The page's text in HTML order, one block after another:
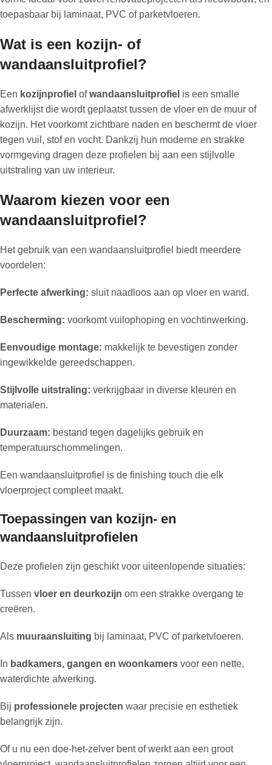
toepasbaar bij laminaat, PVC of parketvloeren.
Wat is een kozijn- of
wandaansluitprofiel?
Een kozijnprofiel ofwandaansluitprofiel is een smalle
afwerklijst die wordt geplaatst tussen de vloer en de muur of
kozijn. Het voorkomt zichtbare naden en beschermt de vloer
tegen vuil, stof en vocht. Dankzij hun moderne en strakke
vormgeving dragen deze profielen bij aan een stijlvolle
uitstraling van uw interieur.
Waarom kiezen voor een
wandaansluitprofiel?
Het gebruik van een wandaansluitprofiel biedt meerdere
voordelen:
Perfecte afwerking: sluit naadloos aan op vloer en wand.
Bescherming: voorkomt vuilophoping en vochtinwerking.
Eenvoudige montage: makkelijk te bevestigen zonder
ingewikkelde gereedschappen.
Stijlvolle uitstraling: verkrijgbaar in diverse kleuren en
materialen.
Duurzaam: bestand tegen dagelijks gebruik en
temperatuurschommelingen.
Een wandaansluitprofiel is de finishing touch die elk
vloerproject compleet maakt.
Toepassingen van kozijn- en
wandaansluitprofielen
Deze profielen zijn geschikt voor uiteenlopende situaties:
Tussen vloer en deurkozijn om een strakke overgang te
creëren.
Als muuraansluiting bij laminaat, PVC of parketvloeren.
In badkamers, gangen en woonkamers voor een nette,
waterdichte afwerking.
Bij professionele projecten waar precisie en esthetiek
belangrijk zijn.
Of u nu een doe-het-zelver bent of werkt aan een groot